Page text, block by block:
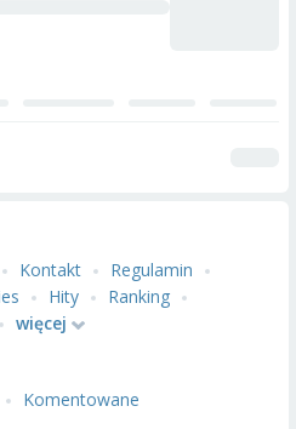
Kontakt
Regulamin
Hity
Ranking
więcej
Komentowane